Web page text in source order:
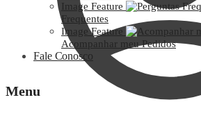
Image Feature
Frequentes
Image Feature
Acompanhar meu Pedidos
Fale Conosco
Menu